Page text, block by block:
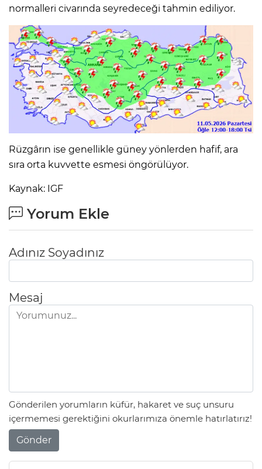
normalleri civarında seyredeceği tahmin ediliyor.
Rüzgârın ise genellikle güney yönlerden hafif, ara
sıra orta kuvvette esmesi öngörülüyor.
Kaynak: IGF
Yorum Ekle
Adınız Soyadınız
Mesaj
Gönderilen yorumların küfür, hakaret ve suç unsuru
içermemesi gerektiğini okurlarımıza önemle hatırlatırız!
Gönder